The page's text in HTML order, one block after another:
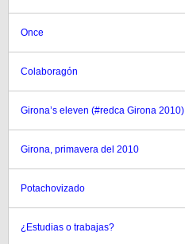
Once
Colaboragón
Girona’s eleven (#redca Girona 2010)
Girona, primavera del 2010
Potachovizado
¿Estudias o trabajas?